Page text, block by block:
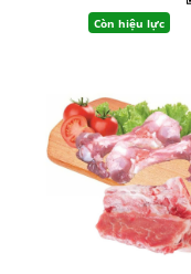
Còn hiệu lực